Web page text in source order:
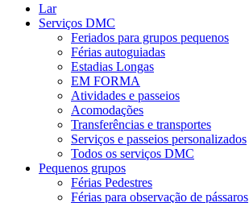
search
Cardápio
Lar
Serviços DMC
Feriados para grupos pequenos
Férias autoguiadas
Estadias Longas
EM FORMA
Atividades e passeios
Acomodações
Transferências e transportes
Serviços e passeios personalizados
Todos os serviços DMC
Pequenos grupos
Férias Pedestres
Férias para observação de pássaros